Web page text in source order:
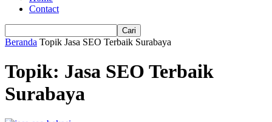
Contact
Beranda Topik Jasa SEO Terbaik Surabaya
Topik: Jasa SEO Terbaik
Surabaya